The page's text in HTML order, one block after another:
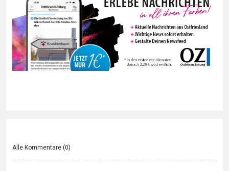
Alle Kommentare (0)